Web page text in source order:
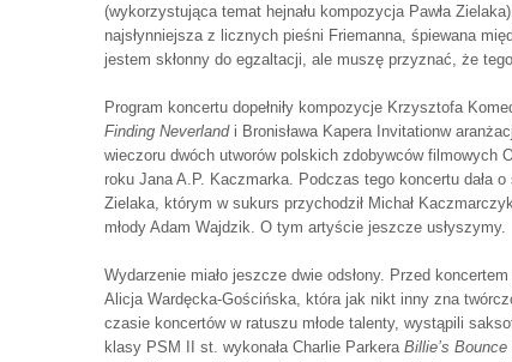
(wykorzystująca temat hejnału kompozycja Pawła
najsłynniejsza z licznych pieśni Friemanna, śpiewana
jestem skłonny do egzaltacji, ale muszę przyznać, że
Program koncertu dopełniły kompozycje Krzysztofa
Finding Neverlandi Bronisława Kapera Invitationw
wieczoru dwóch utworów polskich zdobywców filmowych
roku Jana A.P. Kaczmarka. Podczas tego koncertu dała
Zielaka, którym w sukurs przychodził Michał
młody Adam Wajdzik. O tym artyście jeszcze usłyszymy.
Wydarzenie miało jeszcze dwie odsłony. Przed
Alicja Wardęcka-Gościńska, która jak nikt inny zna
czasie koncertów w ratuszu młode talenty, wystąpili
klasy PSM II st. wykonała Charlie Parkera Billie’s Bounce